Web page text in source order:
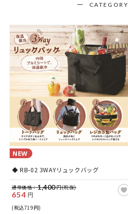
CATEGORY
NEW
◆ RB-02 3WAYリュックバッグ
通常価格：1,400円(税抜)
654 円
(税込719円)